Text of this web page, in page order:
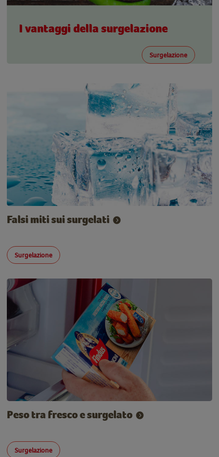
I vantaggi della surgelazione
Surgelazione
Falsi miti sui surgelati
Surgelazione
Peso tra fresco e surgelato
Surgelazione